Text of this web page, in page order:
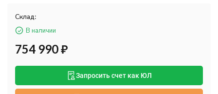
Склад:
В наличии
754 990₽
Запросить счет как ЮЛ